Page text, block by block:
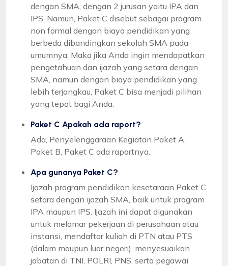
dengan SMA, dengan 2 jurusan yaitu IPA dan
IPS. Namun, Paket C disebut sebagai program
non formal dengan biaya pendidikan yang
berbeda dibandingkan sekolah SMA pada
umumnya. Maka jika Anda ingin mendapatkan
pengetahuan dan ijazah yang setara dengan
SMA, namun dengan biaya pendidikan yang
lebih terjangkau, Paket C bisa menjadi pilihan
yang tepat bagi Anda.
Paket C Apakah ada raport?
Ada, Penyelenggaraan Kegiatan Paket A,
Paket B, Paket C ada raportnya.
Apa gunanya Paket C?
Ijazah program pendidikan kesetaraan Paket C
setara dengan ijazah SMA, baik untuk program
IPA maupun IPS. Ijazah ini dapat digunakan
untuk melamar pekerjaan di perusahaan atau
instansi, mendaftar kuliah di PTN atau PTS
(dalam maupun luar negeri), menyesuaikan
jabatan di TNI, POLRI, PNS, serta pegawai